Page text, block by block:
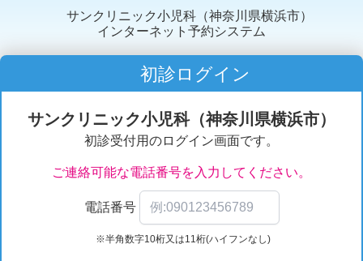
サンクリニック小児科（神奈川県横浜市）
インターネット予約システム
初診ログイン
サンクリニック小児科（神奈川県横浜市）
初診受付用のログイン画面です。
ご連絡可能な電話番号を入力してください。
電話番号
※半角数字10桁又は11桁(ハイフンなし)